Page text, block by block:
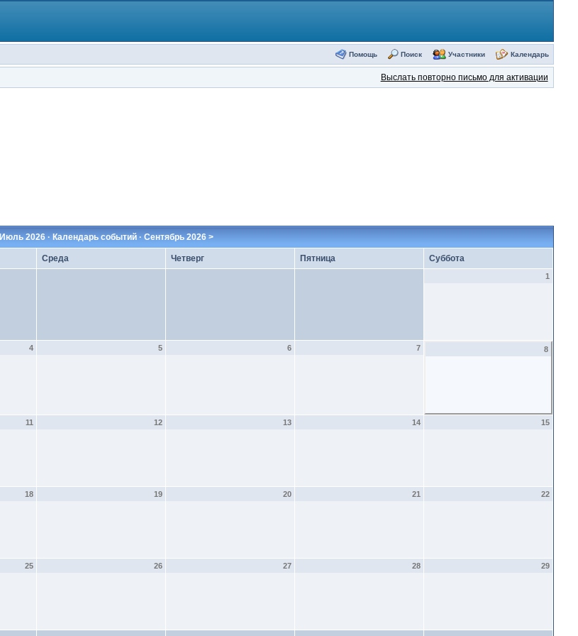
Помощь Поиск Участники Календарь
Выслать повторно письмо для активации
Июль 2026 · Календарь событий ·Сентябрь 2026 >
Среда Четверг Пятница Суббота
1
4 5 6 7 8
11 12 13 14 15
18 19 20 21 22
25 26 27 28 29